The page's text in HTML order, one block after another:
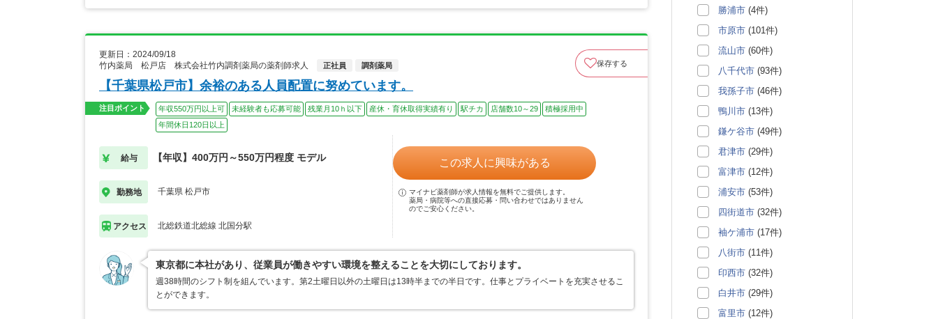
更新日：2024/09/18
竹内薬局 松戸店 株式会社竹内調剤薬局の薬剤師求人
正社員 調剤薬局 保存する
【千葉県松戸市】余裕のある人員配置に努めています。
注目ポイント 年収550万円以上可 未経験者も応募可能 残業月10ｈ以下 産休・育休取得実績有り 駅チカ 店舗数10～29
積極採用中
年間休日120日以上
給与 【年収】400万円～550万円程度 モデル
勤務地 千葉県 松戸市
アクセス 北総鉄道北総線 北国分駅
この求人に興味がある
マイナビ薬剤師が求人情報を無料でご提供します。
薬局・病院等への直接応募・問い合わせではありません
のでご安心ください。
東京都に本社があり、従業員が働きやすい環境を整えることを大切にしております。
週38時間のシフト制を組んでいます。第2土曜日以外の土曜日は13時半までの半日です。仕事とプライベートを充実させるこ
とができます。
勝浦市 (4件)
市原市 (101件)
流山市 (60件)
八千代市 (93件)
我孫子市 (46件)
鴨川市 (13件)
鎌ケ谷市 (49件)
君津市 (29件)
富津市 (12件)
浦安市 (53件)
四街道市 (32件)
袖ケ浦市 (17件)
八街市 (11件)
印西市 (32件)
白井市 (29件)
富里市 (12件)